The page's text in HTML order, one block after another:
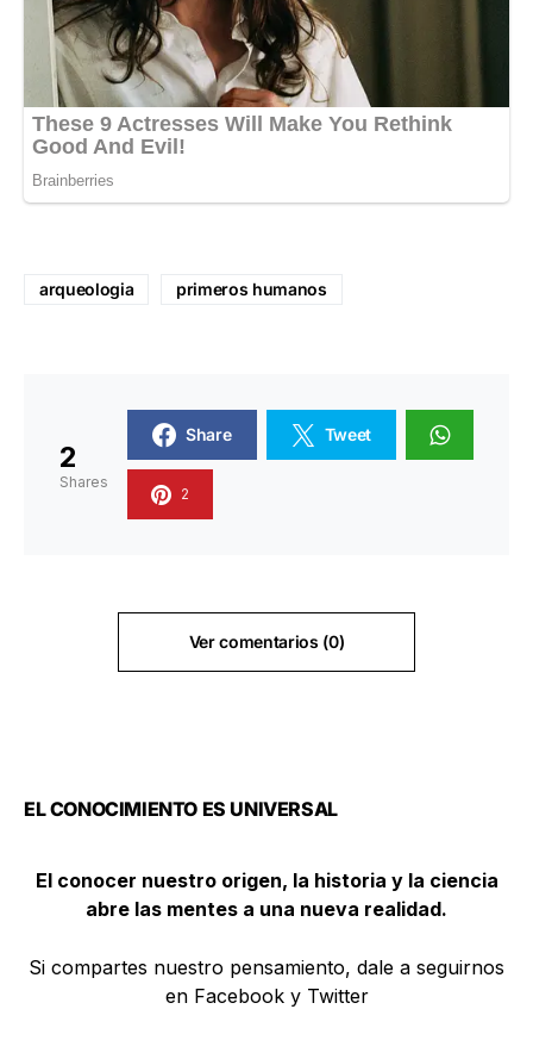
arqueologia primeros humanos
2
Shares
Share Tweet
2
Ver comentarios (0)
EL CONOCIMIENTO ES UNIVERSAL
El conocer nuestro origen, la historia y la ciencia
abre las mentes a una nueva realidad.
Si compartes nuestro pensamiento, dale a seguirnos
en Facebook y Twitter